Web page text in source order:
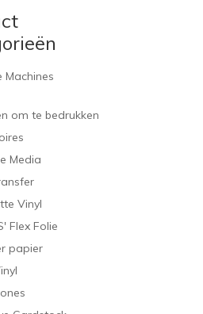
Machines
om te bedrukken
Media
Vinyl
Flex Folie
papier